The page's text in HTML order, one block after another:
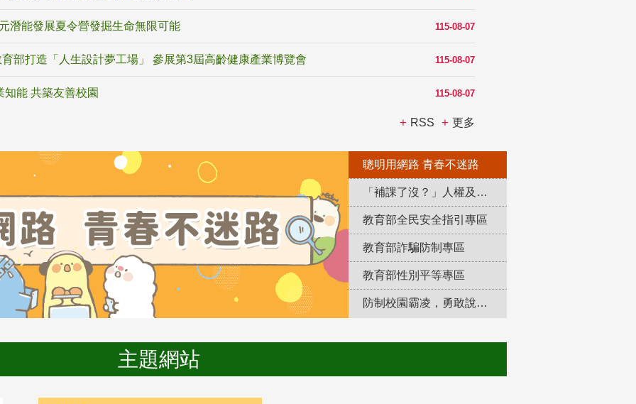
115-08-07
潛能發展夏令營發掘生命無限可能
115-08-07
部打造「人生設計夢工場」 參展第3屆高齡健康產業博覽會
115-08-07
能 共築友善校園
RSS 更多
聰明用網路 青春不迷路
「補課了沒？」人權及轉型正義教育專區
教育部全民安全指引專區
教育部詐騙防制專區
教育部性別平等專區
防制校園霸凌，勇敢說出來！
主題網站